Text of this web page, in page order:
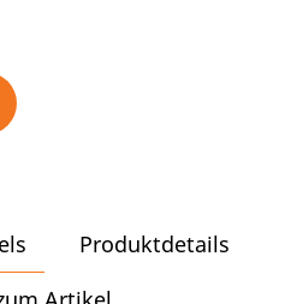
Produktdetails